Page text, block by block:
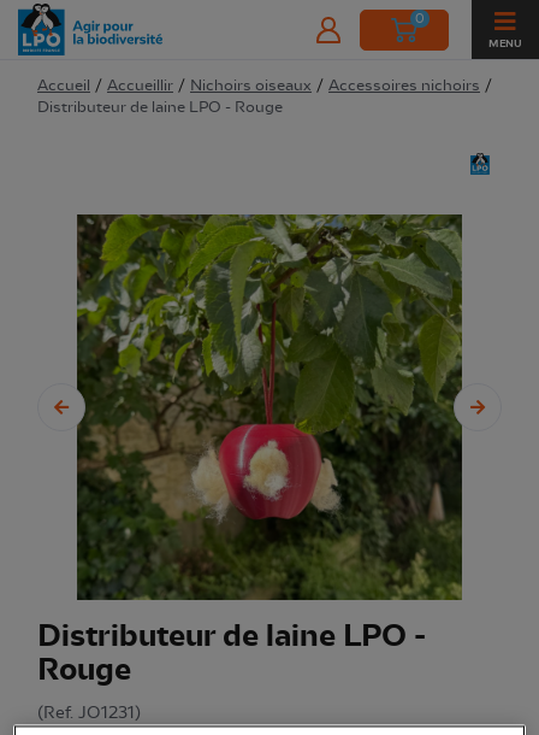
0
MENU
Accueil / Accueillir / Nichoirs oiseaux / Accessoires nichoirs /
Distributeur de laine LPO - Rouge
Distributeur de laine LPO -
Rouge
(Ref. JO1231 )